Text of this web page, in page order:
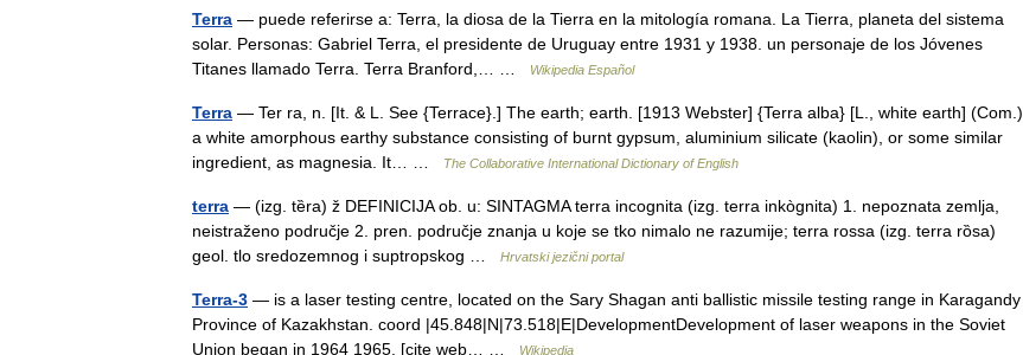
Terra — puede referirse a: Terra, la diosa de la Tierra en la mitología romana. La Tierra, planeta del sistema
solar. Personas: Gabriel Terra, el presidente de Uruguay entre 1931 y 1938. un personaje de los Jóvenes
Titanes llamado Terra. Terra Branford,… …
Wikipedia Español
Terra — Ter ra, n. [It. & L. See {Terrace}.] The earth; earth. [1913 Webster] {Terra alba} [L., white earth] (Com.),
a white amorphous earthy substance consisting of burnt gypsum, aluminium silicate (kaolin), or some similar
ingredient, as magnesia. It… …
The Collaborative International Dictionary of English
terra — (izg. tȅra) ž DEFINICIJA ob. u: SINTAGMA terra incognita (izg. terra inkògnita) 1. nepoznata zemlja,
neistraženo područje 2. pren. područje znanja u koje se tko nimalo ne razumije; terra rossa (izg. terra rȍsa)
geol. tlo sredozemnog i suptropskog …
Hrvatski jezični portal
Terra-3 — is a laser testing centre, located on the Sary Shagan anti ballistic missile testing range in Karagandy
Province of Kazakhstan. coord |45.848|N|73.518|E|DevelopmentDevelopment of laser weapons in the Soviet
Union began in 1964 1965. [cite web… …
Wikipedia